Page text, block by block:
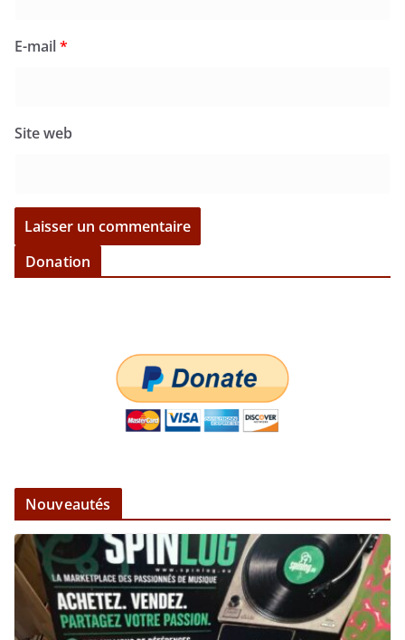
E-mail*
Site web
Donation
Nouveautés